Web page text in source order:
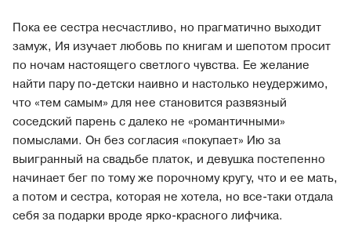
Пока ее сестра несчастливо, но прагматично выходит
замуж, Ия изучает любовь по книгам и шепотом просит
по ночам настоящего светлого чувства. Ее желание
найти пару по-детски наивно и настолько неудержимо,
что «тем самым» для нее становится развязный
соседский парень с далеко не «романтичными»
помыслами. Он без согласия «покупает» Ию за
выигранный на свадьбе платок, и девушка постепенно
начинает бег по тому же порочному кругу, что и ее мать,
а потом и сестра, которая не хотела, но все-таки отдала
себя за подарки вроде ярко-красного лифчика.